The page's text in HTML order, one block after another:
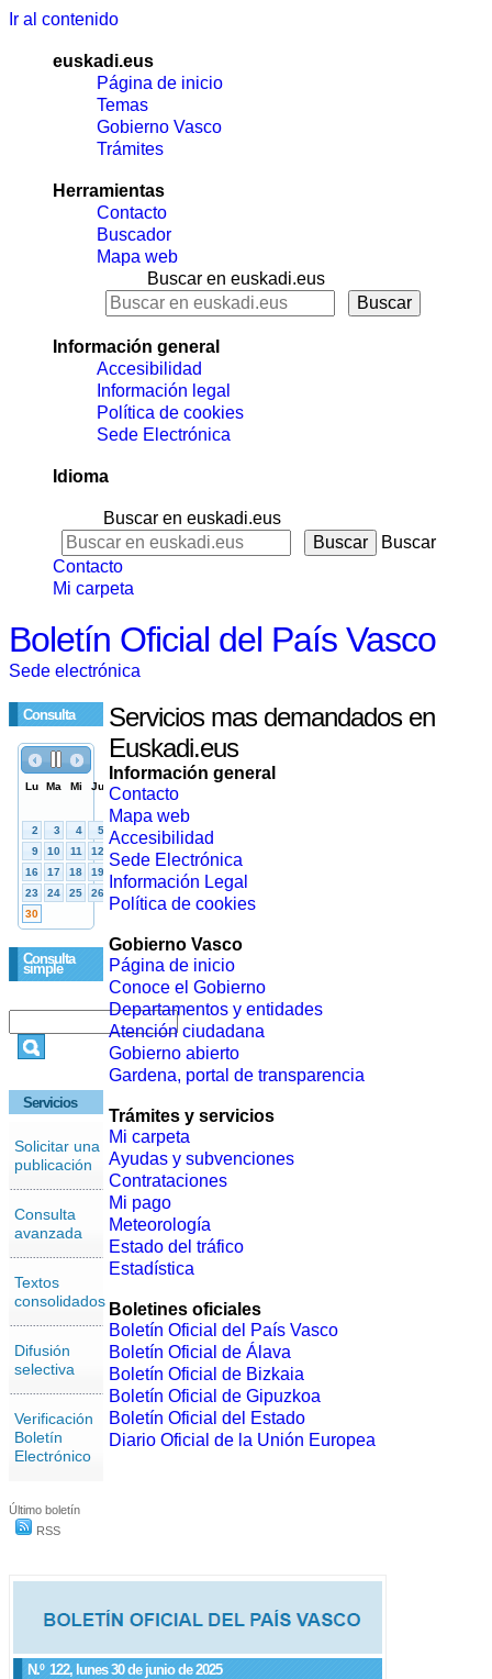
Ir al contenido
euskadi.eus
Página de inicio
Temas
Gobierno Vasco
Trámites
Herramientas
Contacto
Buscador
Mapa web
Buscar en euskadi.eus
Información general
Accesibilidad
Información legal
Política de cookies
Sede Electrónica
Idioma
Buscar en euskadi.eus
Buscar
Contacto
Mi carpeta
Boletín Oficial del País Vasco
Sede electrónica
Consulta
Consulta
simple
Servicios
Solicitar una
publicación
Consulta
avanzada
Textos
consolidados
Difusión
selectiva
Verificación
Boletín
Electrónico
Último boletín
RSS
N.º 122, lunes 30 de junio de 2025
Servicios mas demandados en
Euskadi.eus
Información general
Contacto
Mapa web
Accesibilidad
Sede Electrónica
Información Legal
Política de cookies
Gobierno Vasco
Página de inicio
Conoce el Gobierno
Departamentos y entidades
Atención ciudadana
Gobierno abierto
Gardena, portal de transparencia
Trámites y servicios
Mi carpeta
Ayudas y subvenciones
Contrataciones
Mi pago
Meteorología
Estado del tráfico
Estadística
Boletines oficiales
Boletín Oficial del País Vasco
Boletín Oficial de Álava
Boletín Oficial de Bizkaia
Boletín Oficial de Gipuzkoa
Boletín Oficial del Estado
Diario Oficial de la Unión Europea